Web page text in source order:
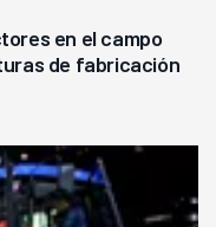
en el campo
de fabricación